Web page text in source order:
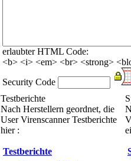
erlaubter HTML Code:
<b> <i> <em> <br> <strong>
Security Code
Testberichte
Nach Herstellern geordnet, die
User Virenscanner Testberichte
hier :
Testberichte